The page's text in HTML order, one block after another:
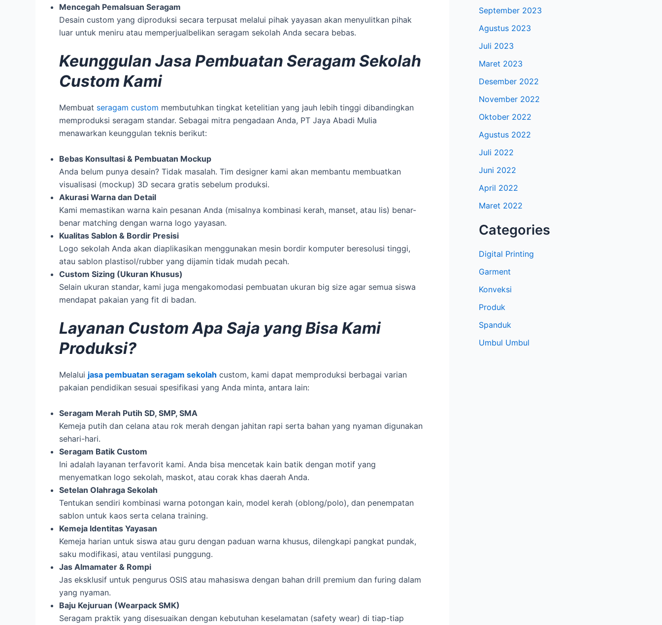
Mencegah Pemalsuan Seragam
Desain custom yang diproduksi secara terpusat melalui pihak yayasan akan menyulitkan pihak
luar untuk meniru atau memperjualbelikan seragam sekolah Anda secara bebas.
Keunggulan Jasa Pembuatan Seragam Sekolah
Custom Kami
Membuat seragam custom membutuhkan tingkat ketelitian yang jauh lebih tinggi dibandingkan
memproduksi seragam standar. Sebagai mitra pengadaan Anda, PT Jaya Abadi Mulia
menawarkan keunggulan teknis berikut:
Bebas Konsultasi & Pembuatan Mockup
Anda belum punya desain? Tidak masalah. Tim designer kami akan membantu membuatkan
visualisasi (mockup) 3D secara gratis sebelum produksi.
Akurasi Warna dan Detail
Kami memastikan warna kain pesanan Anda (misalnya kombinasi kerah, manset, atau lis) benar-
benar matching dengan warna logo yayasan.
Kualitas Sablon & Bordir Presisi
Logo sekolah Anda akan diaplikasikan menggunakan mesin bordir komputer beresolusi tinggi,
atau sablon plastisol/rubber yang dijamin tidak mudah pecah.
Custom Sizing (Ukuran Khusus)
Selain ukuran standar, kami juga mengakomodasi pembuatan ukuran big size agar semua siswa
mendapat pakaian yang fit di badan.
Layanan Custom Apa Saja yang Bisa Kami
Produksi?
Melalui jasa pembuatan seragam sekolah custom, kami dapat memproduksi berbagai varian
pakaian pendidikan sesuai spesifikasi yang Anda minta, antara lain:
Seragam Merah Putih SD, SMP, SMA
Kemeja putih dan celana atau rok merah dengan jahitan rapi serta bahan yang nyaman digunakan
sehari-hari.
Seragam Batik Custom
Ini adalah layanan terfavorit kami. Anda bisa mencetak kain batik dengan motif yang
menyematkan logo sekolah, maskot, atau corak khas daerah Anda.
Setelan Olahraga Sekolah
Tentukan sendiri kombinasi warna potongan kain, model kerah (oblong/polo), dan penempatan
sablon untuk kaos serta celana training.
Kemeja Identitas Yayasan
Kemeja harian untuk siswa atau guru dengan paduan warna khusus, dilengkapi pangkat pundak,
saku modifikasi, atau ventilasi punggung.
Jas Almamater & Rompi
Jas eksklusif untuk pengurus OSIS atau mahasiswa dengan bahan drill premium dan furing dalam
yang nyaman.
Baju Kejuruan (Wearpack SMK)
Seragam praktik yang disesuaikan dengan kebutuhan keselamatan (safety wear) di tiap-tiap
September 2023
Agustus 2023
Juli 2023
Maret 2023
Desember 2022
November 2022
Oktober 2022
Agustus 2022
Juli 2022
Juni 2022
April 2022
Maret 2022
Categories
Digital Printing
Garment
Konveksi
Produk
Spanduk
Umbul Umbul